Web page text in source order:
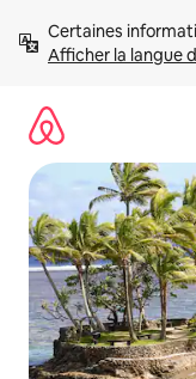
directement
Afficher la langue